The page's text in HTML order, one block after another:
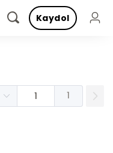
Kaydol
1